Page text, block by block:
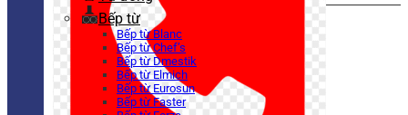
Bếp từ
Bếp từ Blanc
Bếp từ Chef’s
Bếp từ Dmestik
Bếp từ Elmich
Bếp từ Eurosun
Bếp từ Faster